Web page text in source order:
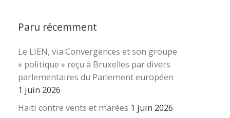
Paru récemment
Le LIEN, via Convergences et son groupe
« politique » reçu à Bruxelles par divers
parlementaires du Parlement européen
1 juin 2026
Haïti contre vents et marées 1 juin 2026